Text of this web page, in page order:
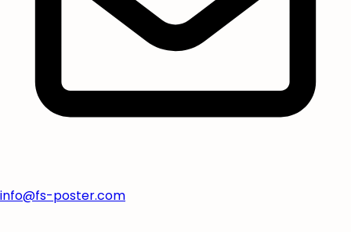
info@fs-poster.com